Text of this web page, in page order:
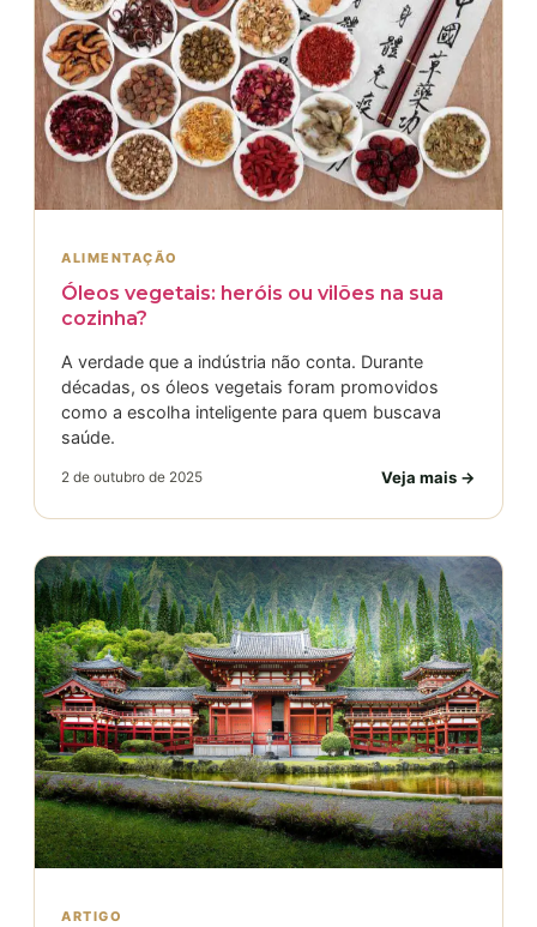
ALIMENTAÇÃO
Óleos vegetais: heróis ou vilões na sua
cozinha?
A verdade que a indústria não conta. Durante
décadas, os óleos vegetais foram promovidos
como a escolha inteligente para quem buscava
saúde.
2 de outubro de 2025 Veja mais →
ARTIGO